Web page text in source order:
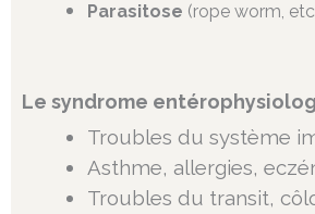
Parasitose (rope worm,
Le syndrome
Troubles du système
Asthme, allergies,
Troubles du transit,